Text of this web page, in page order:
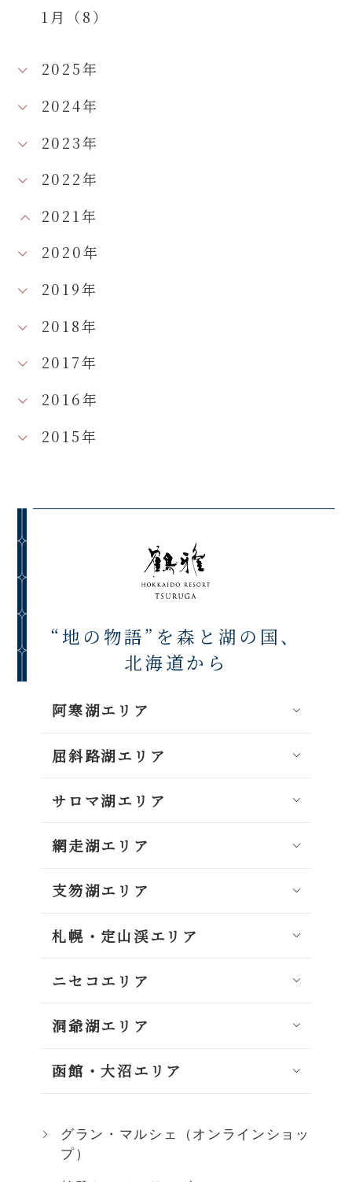
1月（8）
2025年
2024年
2023年
2022年
2021年
2020年
2019年
2018年
2017年
2016年
2015年
“地の物語”を森と湖の国、
北海道から
阿寒湖エリア
屈斜路湖エリア
サロマ湖エリア
網走湖エリア
支笏湖エリア
札幌・定山渓エリア
ニセコエリア
洞爺湖エリア
函館・大沼エリア
グラン・マルシェ（オンラインショッ
プ）